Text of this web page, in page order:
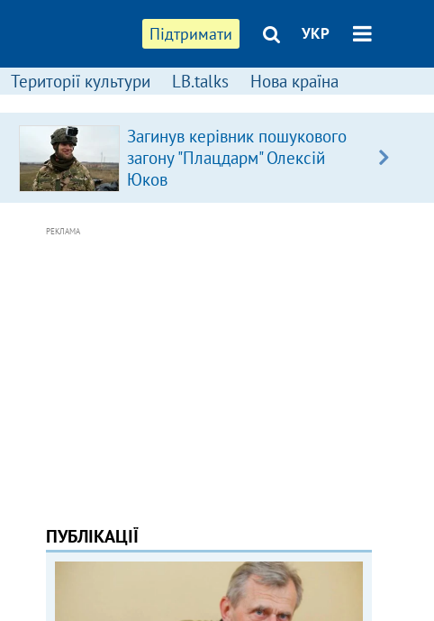
Підтримати УКР
Території культури LB.talks Нова країна
Загинув керівник пошукового
загону "Плацдарм" Олексій
Юков
РЕКЛАМА
ПУБЛІКАЦІЇ